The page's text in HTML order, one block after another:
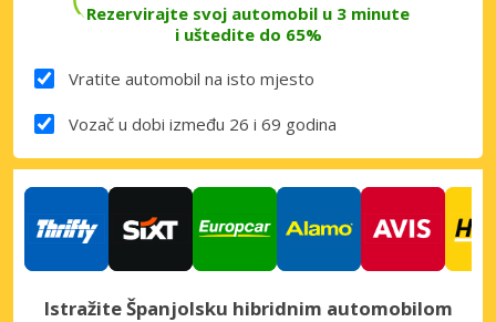
Rezervirajte svoj automobil u 3 minute
i uštedite do 65%
Vratite automobil na isto mjesto
Vozač u dobi između 26 i 69 godina
Istražite Španjolsku hibridnim automobilom